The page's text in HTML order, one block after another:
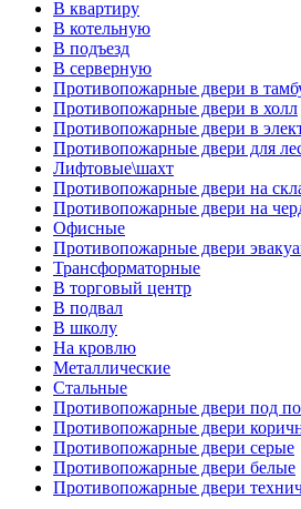
В квартиру
В котельную
В подъезд
В серверную
Противопожарные двери в
Противопожарные двери в холл
Противопожарные двери в
Противопожарные двери для
Лифтовые\шахт
Противопожарные двери на
Противопожарные двери на
Офисные
Противопожарные двери
Трансформаторные
В торговый центр
В подвал
В школу
На кровлю
Металлические
Стальные
Противопожарные двери под
Противопожарные двери
Противопожарные двери серые
Противопожарные двери белые
Противопожарные двери